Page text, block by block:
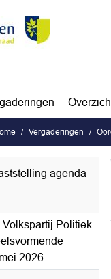
Vergaderingen
agenda
Volkspartij Politiek
2026